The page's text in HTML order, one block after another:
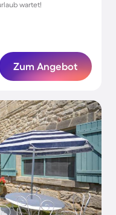
wartet!
Zum Angebot